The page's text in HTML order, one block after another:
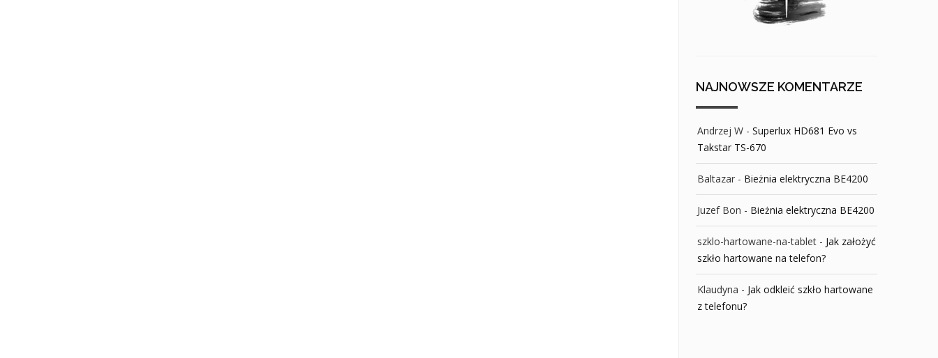
NAJNOWSZE KOMENTARZE
Andrzej W - Superlux HD681 Evo vs
Takstar TS-670
Baltazar - Bieżnia elektryczna BE4200
Juzef Bon - Bieżnia elektryczna BE4200
szklo-hartowane-na-tablet - Jak założyć
szkło hartowane na telefon?
Klaudyna - Jak odkleić szkło hartowane
z telefonu?